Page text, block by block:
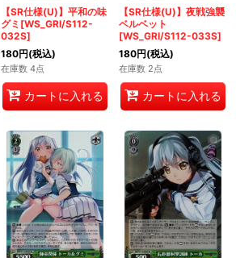
【SR仕様(U)】平和の味
グミ[WS_GRI/S112-
032S]
180円(税込)
在庫数 4点
カートに入れる
【SR仕様(U)】夜戦強襲
ベルベット
[WS_GRI/S112-033S]
180円(税込)
在庫数 2点
カートに入れる